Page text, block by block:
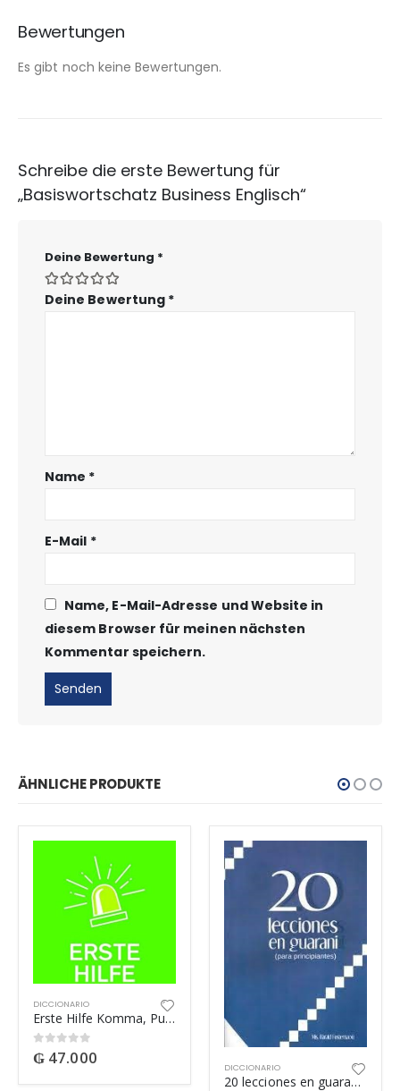
Bewertungen
Es gibt noch keine Bewertungen.
Schreibe die erste Bewertung für
„Basiswortschatz Business Englisch“
Deine Bewertung *
Deine Bewertung *
Name *
E-Mail *
Name, E-Mail-Adresse und Website in
diesem Browser für meinen nächsten
Kommentar speichern.
ÄHNLICHE PRODUKTE
DICCIONARIO
Erste Hilfe Komma, Punkt & Co
0out of 5
₲ 47.000 DICCIONARIO
20 lecciones en guarani (para principiantes)